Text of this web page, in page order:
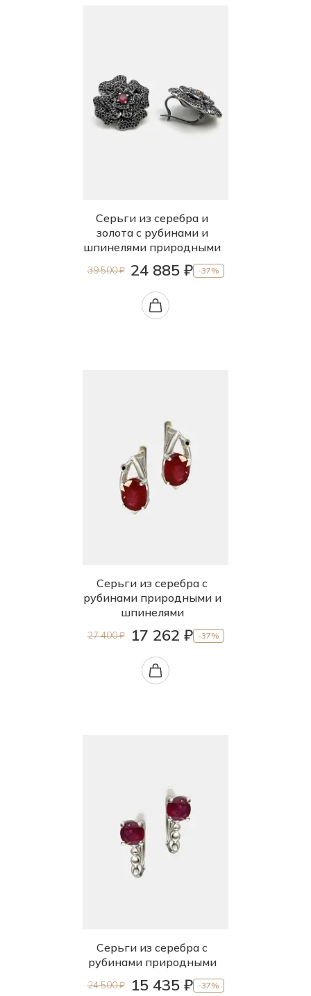
Серьги из серебра и
золота с рубинами и
шпинелями природными
39 500 ₽ 24 885 ₽ -37%
Серьги из серебра с
рубинами природными и
шпинелями
27 400 ₽ 17 262 ₽ -37%
Серьги из серебра с
рубинами природными
24 500 ₽ 15 435 ₽ -37%